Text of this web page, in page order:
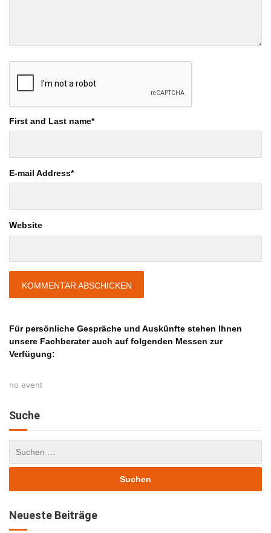
First and Last name*
E-mail Address*
Website
Für persönliche Gespräche und Auskünfte stehen Ihnen
unsere Fachberater auch auf folgenden Messen zur
Verfügung:
no event
Suche
Neueste Beiträge